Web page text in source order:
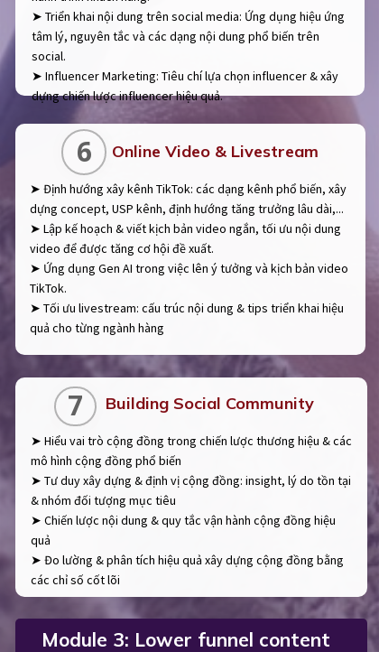
Building Social Community
➤ Hiểu vai trò cộng đồng trong chiến lược thương hiệu & các
mô hình cộng đồng phổ biến
➤ Tư duy xây dựng & định vị cộng đồng: insight, lý do tồn tại
& nhóm đối tượng mục tiêu
➤ Chiến lược nội dung & quy tắc vận hành cộng đồng hiệu
quả
➤ Đo lường & phân tích hiệu quả xây dựng cộng đồng bằng
các chỉ số cốt lõi
7
➤ Triển khai nội dung trên social media: Ứng dụng hiệu ứng
tâm lý, nguyên tắc và các dạng nội dung phổ biến trên
social.
➤ Influencer Marketing: Tiêu chí lựa chọn influencer & xây
dựng chiến lược influencer hiệu quả.
Online Video & Livestream
➤ Định hướng xây kênh TikTok: các dạng kênh phổ biến, xây
dựng concept, USP kênh, định hướng tăng trưởng lâu dài,...
➤ Lập kế hoạch & viết kịch bản video ngắn, tối ưu nội dung
video để được tăng cơ hội đề xuất.
➤ Ứng dụng Gen AI trong việc lên ý tưởng và kịch bản video
TikTok.
➤ Tối ưu livestream: cấu trúc nội dung & tips triển khai hiệu
quả cho từng ngành hàng
6
Module 3: Lower funnel content